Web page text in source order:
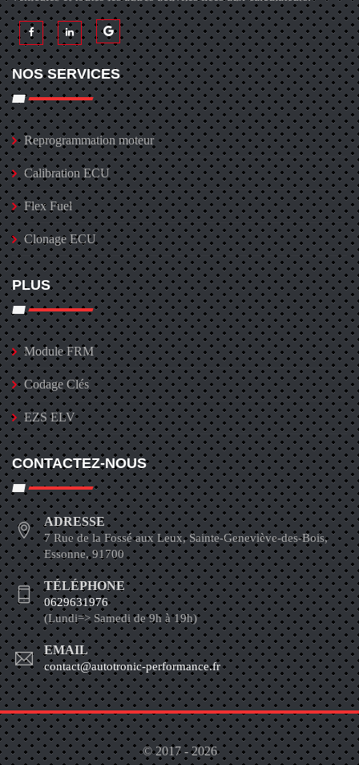
NOS SERVICES
Reprogrammation moteur
Calibration ECU
Flex Fuel
Clonage ECU
PLUS
Module FRM
Codage Clés
EZS ELV
CONTACTEZ-NOUS
ADRESSE
7 Rue de la Fossé aux Leux, Sainte-Geneviève-des-Bois,
Essonne, 91700
TÉLÉPHONE
0629631976
(Lundi=> Samedi de 9h à 19h)
EMAIL
contact@autotronic-performance.fr
© 2017 - 2026